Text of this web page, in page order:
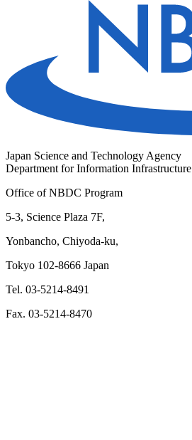
Japan Science and Technology Agency
Department for Information Infrastructure
Office of NBDC Program
5-3, Science Plaza 7F,
Yonbancho, Chiyoda-ku,
Tokyo 102-8666 Japan
Tel. 03-5214-8491
Fax. 03-5214-8470